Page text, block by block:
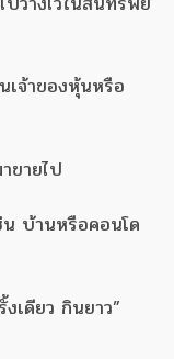
จ้าของหุ้นหรือ
ขายไป
บ้านหรือคอนโด
เดียว กินยาว”